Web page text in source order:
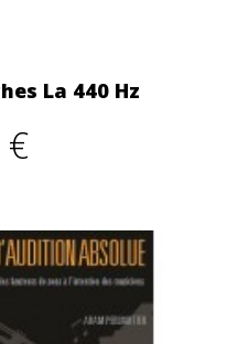
La 440 Hz
€